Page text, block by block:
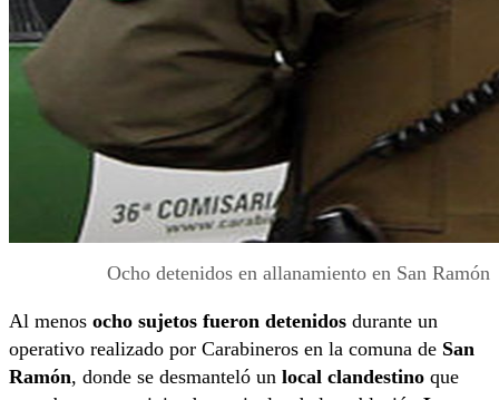
Ocho detenidos en allanamiento en San Ramón
Al menos ocho sujetos fueron detenidos durante un
operativo realizado por Carabineros en la comuna de San
Ramón, donde se desmanteló un local clandestino que